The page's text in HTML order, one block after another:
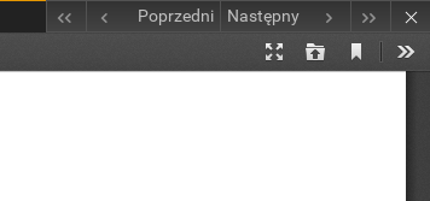
Poprzedni Następny